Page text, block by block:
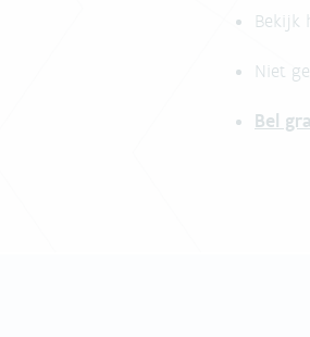
Bekijk
Niet
Bel